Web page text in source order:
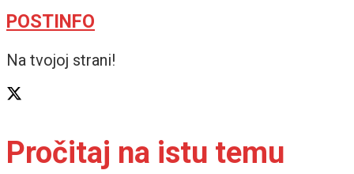
POSTINFO
Na tvojoj strani!
Pročitaj na istu temu